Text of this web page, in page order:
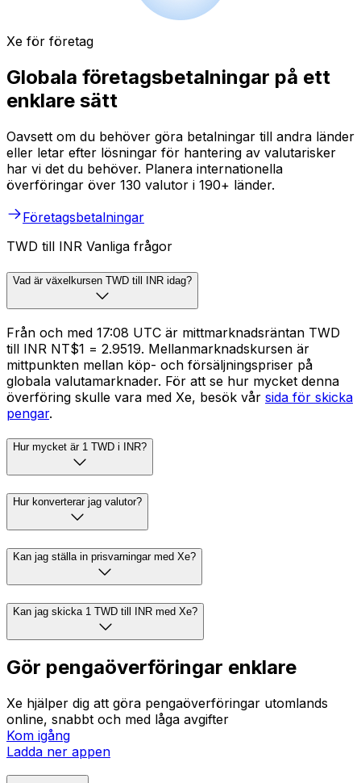
Xe för företag
Globala företagsbetalningar på ett
enklare sätt
Oavsett om du behöver göra betalningar till andra länder
eller letar efter lösningar för hantering av valutarisker
har vi det du behöver. Planera internationella
överföringar över 130 valutor i 190+ länder.
Företagsbetalningar
TWD till INR Vanliga frågor
Vad är växelkursen TWD till INR idag?
Från och med 17:08 UTC är mittmarknadsräntan TWD
till INR NT$1 = ₹2.9519. Mellanmarknadskursen är
mittpunkten mellan köp- och försäljningspriser på
globala valutamarknader. För att se hur mycket denna
överföring skulle vara med Xe, besök vår sida för skicka
pengar.
Hur mycket är 1 TWD i INR?
Hur konverterar jag valutor?
Kan jag ställa in prisvarningar med Xe?
Kan jag skicka 1 TWD till INR med Xe?
Gör pengaöverföringar enklare
Xe hjälper dig att göra pengaöverföringar utomlands
online, snabbt och med låga avgifter
Kom igång
Ladda ner appen